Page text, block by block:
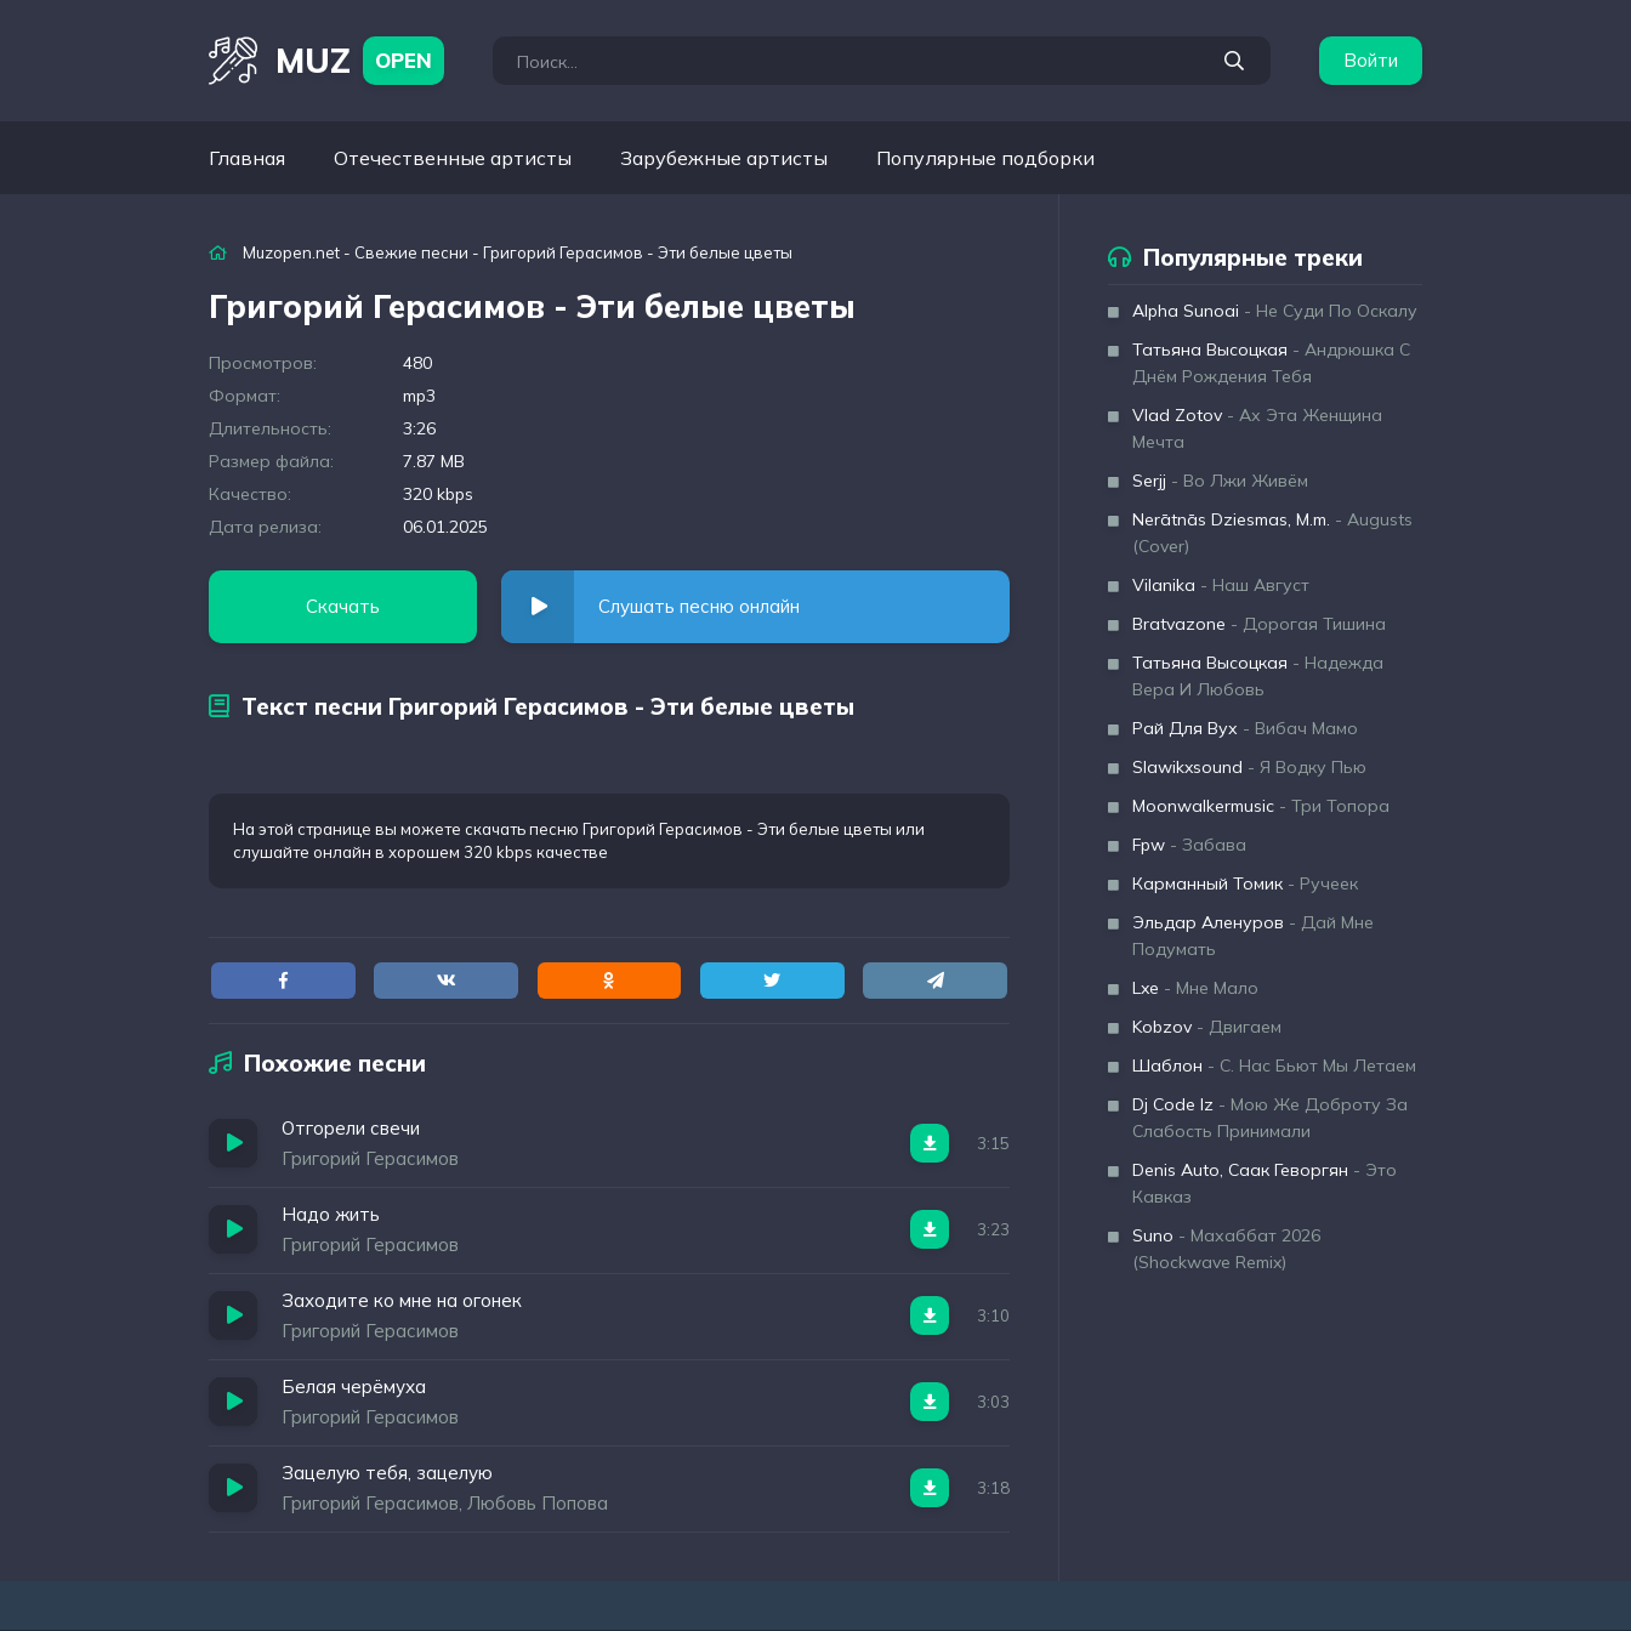
MUZ OPEN Войти
Главная Отечественные артисты Зарубежные артисты Популярные подборки
Muzopen.net - Свежие песни - Григорий Герасимов - Эти белые цветы
Григорий Герасимов - Эти белые цветы
Просмотров:
480
Формат:
mp3
Длительность:
3:26
Размер файла:
7.87 MB
Качество:
320 kbps
Дата релиза:
06.01.2025
Скачать Слушать песню онлайн
Текст песни Григорий Герасимов - Эти белые цветы
На этой странице вы можете скачать песню Григорий Герасимов - Эти белые цветы или
слушайте онлайн в хорошем 320 kbps качестве
Похожие песни
Отгорели свечи
Григорий Герасимов
3:15
Надо жить
Григорий Герасимов
3:23
Заходите ко мне на огонек
Григорий Герасимов
3:10
Белая черёмуха
Григорий Герасимов
3:03
Зацелую тебя, зацелую
Григорий Герасимов, Любовь Попова
3:18
Популярные треки
Alpha Sunoai - Не Суди По Оскалу
Татьяна Высоцкая - Андрюшка С
Днём Рождения Тебя
Vlad Zotov - Ах Эта Женщина
Мечта
Serjj - Во Лжи Живём
Nerātnās Dziesmas, M.m. - Augusts
(Cover)
Vilanika - Наш Август
Bratvazone - Дорогая Тишина
Татьяна Высоцкая - Надежда
Вера И Любовь
Рай Для Вух - Вибач Мамо
Slawikxsound - Я Водку Пью
Moonwalkermusic - Три Топора
Fpw - Забава
Карманный Томик - Ручеек
Эльдар Аленуров - Дай Мне
Подумать
Lxe - Мне Мало
Kobzov - Двигаем
Шаблон - С. Нас Бьют Мы Летаем
Dj Code Iz - Мою Же Доброту За
Слабость Принимали
Denis Auto, Саак Геворгян - Это
Кавказ
Suno - Махаббат 2026
(Shockwave Remix)